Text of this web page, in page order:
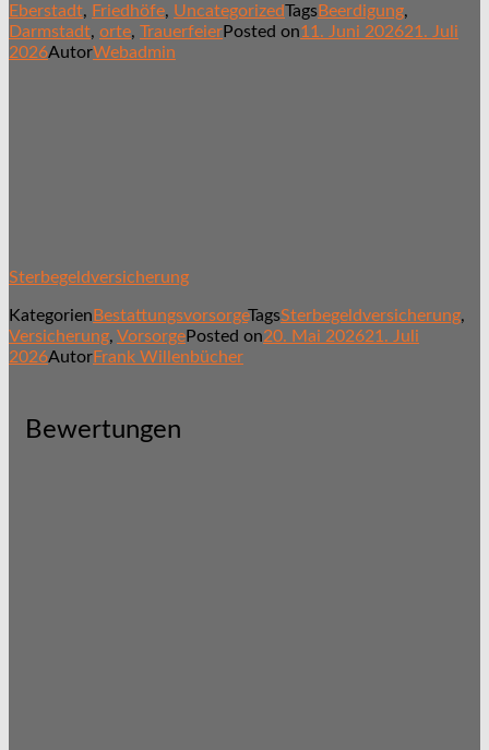
Eberstadt, Friedhöfe, UncategorizedTagsBeerdigung,
Darmstadt, orte, TrauerfeierPosted on11. Juni 202621. Juli
2026AutorWebadmin
Sterbegeldversicherung
KategorienBestattungsvorsorgeTagsSterbegeldversicherung,
Versicherung, VorsorgePosted on20. Mai 202621. Juli
2026AutorFrank Willenbücher
Bewertungen